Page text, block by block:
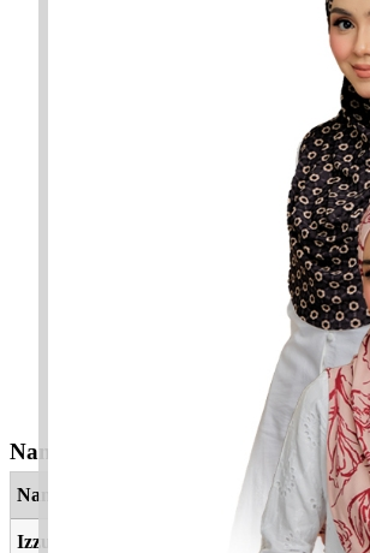
Nama Yang Berkaitan
Nama Maksud
Izzul Kemuliaan